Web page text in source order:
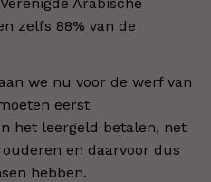
zelfs 88% van de
we nu voor de werf van
eerst
het leergeld betalen, net
en daarvoor dus
hebben.